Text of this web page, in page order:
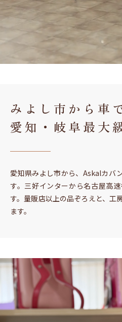
みよし市から車
愛知・岐阜最大
愛知県みよし市から、Askalカバ
す。三好インターから名古屋高
す。量販店以上の品ぞろえと、工
ます。